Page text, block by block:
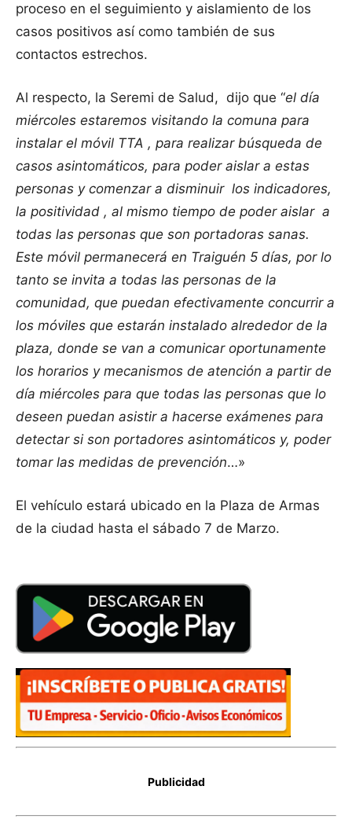
proceso en el seguimiento y aislamiento de los
casos positivos así como también de sus
contactos estrechos.
Al respecto, la Seremi de Salud, dijo que “el día
miércoles estaremos visitando la comuna para
instalar el móvil TTA , para realizar búsqueda de
casos asintomáticos, para poder aislar a estas
personas y comenzar a disminuir los indicadores,
la positividad , al mismo tiempo de poder aislar a
todas las personas que son portadoras sanas.
Este móvil permanecerá en Traiguén 5 días, por lo
tanto se invita a todas las personas de la
comunidad, que puedan efectivamente concurrir a
los móviles que estarán instalado alrededor de la
plaza, donde se van a comunicar oportunamente
los horarios y mecanismos de atención a partir de
día miércoles para que todas las personas que lo
deseen puedan asistir a hacerse exámenes para
detectar si son portadores asintomáticos y, poder
tomar las medidas de prevención…»
El vehículo estará ubicado en la Plaza de Armas
de la ciudad hasta el sábado 7 de Marzo.
Publicidad